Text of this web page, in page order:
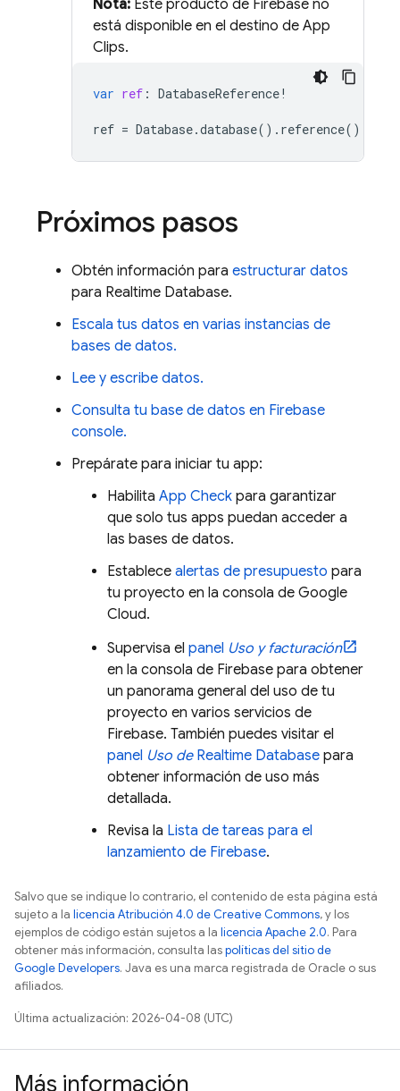
Nota: Este producto de Firebase no
está disponible en el destino de App
Clips.
var ref : DatabaseReference!
ref = Database.database(). reference()
Próximos pasos
Obtén información para estructurar datos
para Realtime Database.
Escala tus datos en varias instancias de
bases de datos.
Lee y escribe datos.
Consulta tu base de datos en Firebase
console.
Prepárate para iniciar tu app:
Habilita App Check para garantizar
que solo tus apps puedan acceder a
las bases de datos.
Establece alertas de presupuesto para
tu proyecto en la consola de Google
Cloud.
Supervisa el panel Uso y facturación
en la consola de Firebase para obtener
un panorama general del uso de tu
proyecto en varios servicios de
Firebase. También puedes visitar el
panel Uso de Realtime Database para
obtener información de uso más
detallada.
Revisa la Lista de tareas para el
lanzamiento de Firebase.
Salvo que se indique lo contrario, el contenido de esta página está
sujeto a la licencia Atribución 4.0 de Creative Commons, y los
ejemplos de código están sujetos a la licencia Apache 2.0. Para
obtener más información, consulta laspolíticas del sitio de
Google Developers. Java es una marca registrada de Oracle o sus
afiliados.
Última actualización: 2026-04-08 (UTC)
Más información